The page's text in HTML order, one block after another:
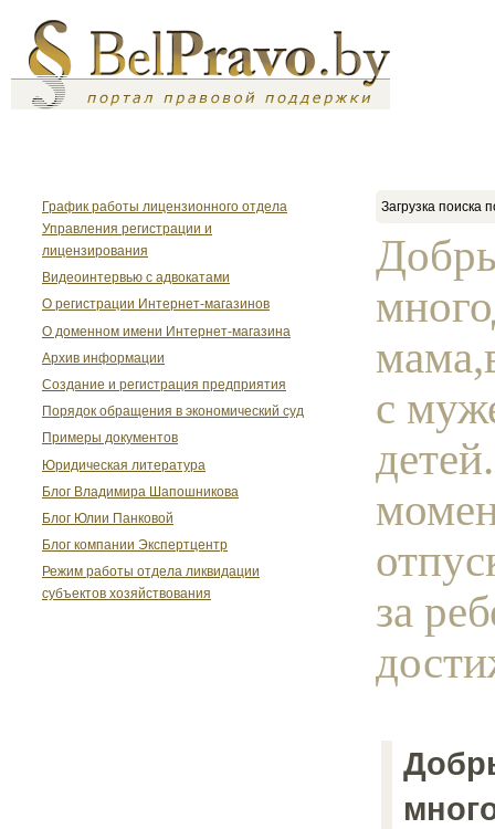
График работы лицензионного отдела
Управления регистрации и
лицензирования
Видеоинтервью с адвокатами
О регистрации Интернет-магазинов
О доменном имени Интернет-магазина
Архив информации
Создание и регистрация предприятия
Порядок обращения в экономический суд
Примеры документов
Юридическая литература
Блог Владимира Шапошникова
Блог Юлии Панковой
Блог компании Экспертцентр
Режим работы отдела ликвидации
субъектов хозяйствования
Загрузка поиска
с
за